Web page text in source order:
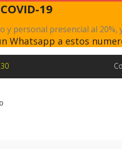
COVID-19
personal presencial al 20%,
Whatsapp a estos